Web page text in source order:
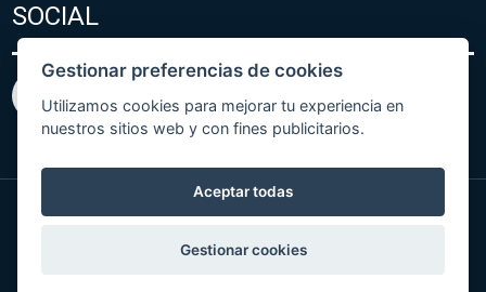
SOCIAL
bySpaneco
Gestionar preferencias de cookies
Utilizamos cookies para mejorar tu experiencia en
nuestros sitios web y con fines publicitarios.
Aceptar todas
Gestionar cookies